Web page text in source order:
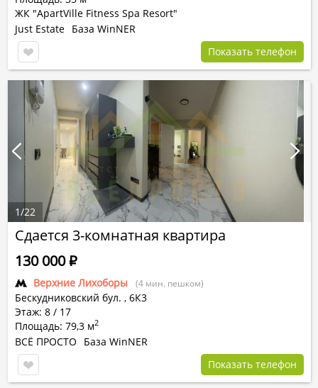
ЖК "ApartVille Fitness Spa Resort"
Just Estate База WinNER
Показать телефон
Сдается 3-комнатная квартира
Верхние Лихоборы (4 мин. пешком)
Бескудниковский бул. , 6К3
Этаж: 8 / 17
Площадь: 79,3 м2
130 000Р
ВСЁ ПРОСТО
База WinNER
Показать телефон
1/22